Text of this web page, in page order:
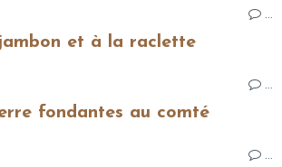
…
et à la raclette
…
fondantes au comté